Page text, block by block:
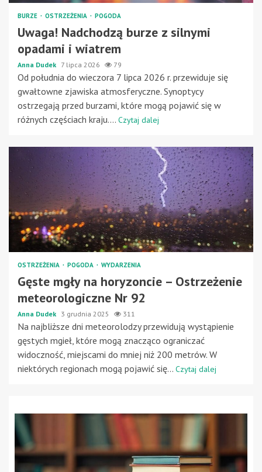
BURZE OSTRZEŻENIA POGODA
Uwaga! Nadchodzą burze z silnymi
opadami i wiatrem
Anna Dudek 7 lipca 2026 79
Od południa do wieczora 7 lipca 2026 r. przewiduje się
gwałtowne zjawiska atmosferyczne. Synoptycy
ostrzegają przed burzami, które mogą pojawić się w
różnych częściach kraju.... Czytaj dalej
OSTRZEŻENIA POGODA WYDARZENIA
Gęste mgły na horyzoncie – Ostrzeżenie
meteorologiczne Nr 92
Anna Dudek 3 grudnia 2025 311
Na najbliższe dni meteorolodzy przewidują wystąpienie
gęstych mgieł, które mogą znacząco ograniczać
widoczność, miejscami do mniej niż 200 metrów. W
niektórych regionach mogą pojawić się... Czytaj dalej